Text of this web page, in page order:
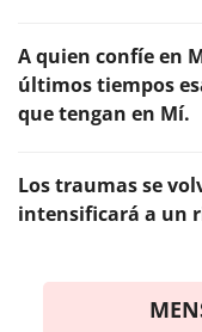
A quien confíe en
últimos tiempos
que tengan en Mí.
Los traumas se
intensificará a un